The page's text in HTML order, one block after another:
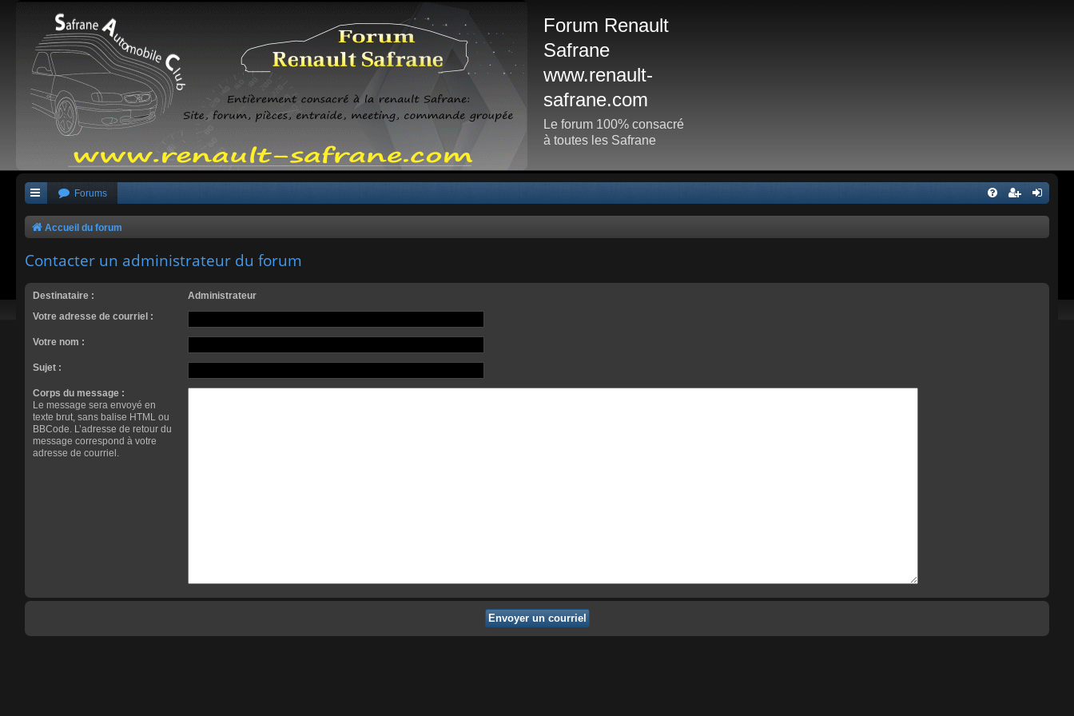
Forum Renault
Safrane
www.renault-
safrane.com
Le forum 100% consacré
à toutes les Safrane
Forums
Accueil du forum
Contacter un administrateur du forum
Destinataire :
Administrateur
Votre adresse de courriel :
Votre nom :
Sujet :
Corps du message :
Le message sera envoyé en
texte brut, sans balise HTML ou
BBCode. L’adresse de retour du
message correspond à votre
adresse de courriel.